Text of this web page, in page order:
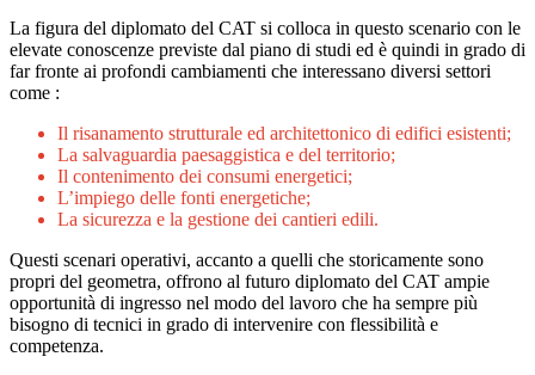
La figura del diplomato del CAT si colloca in questo scenario con le
elevate conoscenze previste dal piano di studi ed è quindi in grado di
far fronte ai profondi cambiamenti che interessano diversi settori
come :
Il risanamento strutturale ed architettonico di edifici esistenti;
La salvaguardia paesaggistica e del territorio;
Il contenimento dei consumi energetici;
L’impiego delle fonti energetiche;
La sicurezza e la gestione dei cantieri edili.
Questi scenari operativi, accanto a quelli che storicamente sono
propri del geometra, offrono al futuro diplomato del CAT ampie
opportunità di ingresso nel modo del lavoro che ha sempre più
bisogno di tecnici in grado di intervenire con flessibilità e
competenza.